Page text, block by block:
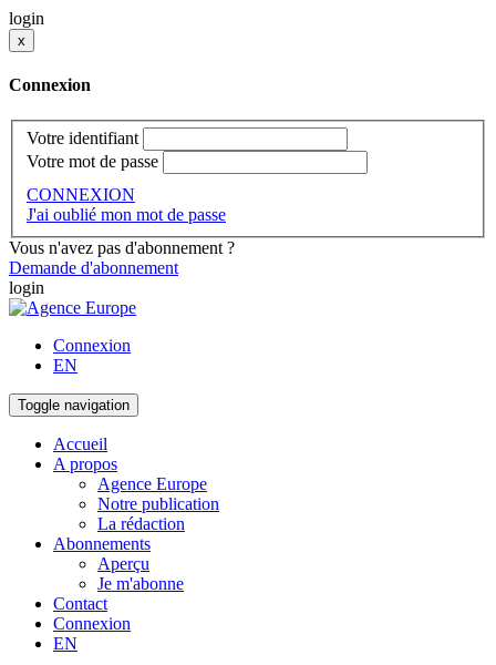
login
x
Connexion
Votre identifiant
Votre mot de passe
CONNEXION
J'ai oublié mon mot de passe
Vous n'avez pas d'abonnement ?
Demande d'abonnement
login
Connexion
EN
Toggle navigation
Accueil
A propos
Agence Europe
Notre publication
La rédaction
Abonnements
Aperçu
Je m'abonne
Contact
Connexion
EN